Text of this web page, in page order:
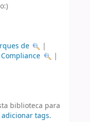
de
|
Compliance
|
biblioteca para
tags.